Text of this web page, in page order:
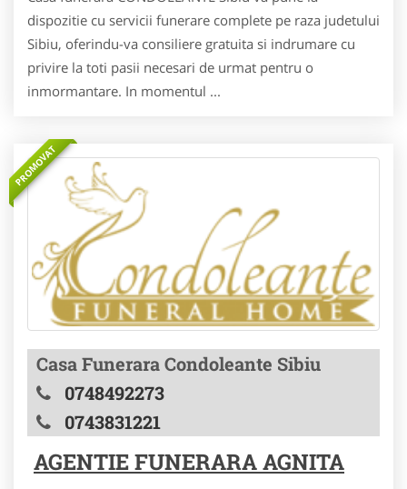
dispozitie cu servicii funerare complete pe raza judetului
Sibiu, oferindu-va consiliere gratuita si indrumare cu
privire la toti pasii necesari de urmat pentru o
inmormantare. In momentul ...
PROMOVAT
Casa Funerara Condoleante Sibiu
0748492273
0743831221
AGENTIE FUNERARA AGNITA